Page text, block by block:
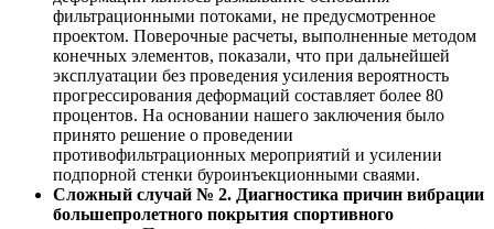
фильтрационными потоками, не предусмотренное
проектом. Поверочные расчеты, выполненные методом
конечных элементов, показали, что при дальнейшей
эксплуатации без проведения усиления вероятность
прогрессирования деформаций составляет более 80
процентов. На основании нашего заключения было
принято решение о проведении
противофильтрационных мероприятий и усилении
подпорной стенки буроинъекционными сваями.
Сложный случай № 2. Диагностика причин вибрации
большепролетного покрытия спортивного